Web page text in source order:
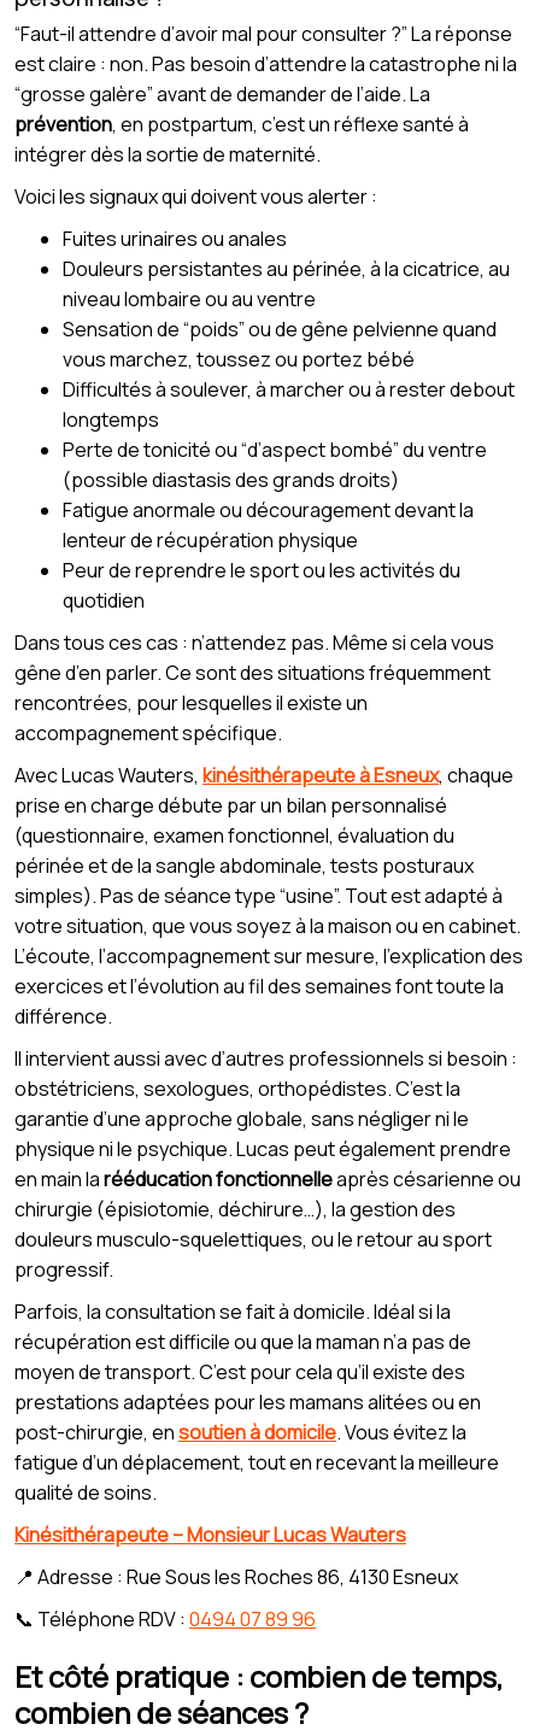
“Faut-il attendre d’avoir mal pour consulter ?” La réponse
est claire : non. Pas besoin d’attendre la catastrophe ni la
“grosse galère” avant de demander de l’aide. La
prévention, en postpartum, c’est un réflexe santé à
intégrer dès la sortie de maternité.
Voici les signaux qui doivent vous alerter :
Fuites urinaires ou anales
Douleurs persistantes au périnée, à la cicatrice, au
niveau lombaire ou au ventre
Sensation de “poids” ou de gêne pelvienne quand
vous marchez, toussez ou portez bébé
Difficultés à soulever, à marcher ou à rester debout
longtemps
Perte de tonicité ou “d’aspect bombé” du ventre
(possible diastasis des grands droits)
Fatigue anormale ou découragement devant la
lenteur de récupération physique
Peur de reprendre le sport ou les activités du
quotidien
Dans tous ces cas : n’attendez pas. Même si cela vous
gêne d’en parler. Ce sont des situations fréquemment
rencontrées, pour lesquelles il existe un
accompagnement spécifique.
Avec Lucas Wauters, kinésithérapeute à Esneux, chaque
prise en charge débute par un bilan personnalisé
(questionnaire, examen fonctionnel, évaluation du
périnée et de la sangle abdominale, tests posturaux
simples). Pas de séance type “usine”. Tout est adapté à
votre situation, que vous soyez à la maison ou en cabinet.
L’écoute, l’accompagnement sur mesure, l’explication des
exercices et l’évolution au fil des semaines font toute la
différence.
Il intervient aussi avec d’autres professionnels si besoin :
obstétriciens, sexologues, orthopédistes. C’est la
garantie d’une approche globale, sans négliger ni le
physique ni le psychique. Lucas peut également prendre
en main larééducation fonctionnelleaprès césarienne ou
chirurgie (épisiotomie, déchirure…), la gestion des
douleurs musculo-squelettiques, ou le retour au sport
progressif.
Parfois, la consultation se fait à domicile. Idéal si la
récupération est difficile ou que la maman n’a pas de
moyen de transport. C’est pour cela qu’il existe des
prestations adaptées pour les mamans alitées ou en
post-chirurgie, ensoutien à domicile. Vous évitez la
fatigue d’un déplacement, tout en recevant la meilleure
qualité de soins.
Kinésithérapeute – Monsieur Lucas Wauters
📍 Adresse : Rue Sous les Roches 86, 4130 Esneux
📞 Téléphone RDV : 0494 07 89 96
Et côté pratique : combien de temps,
combien de séances ?